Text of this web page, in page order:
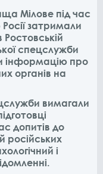
Мілове під час
затримали
спецслужби
інформацію про
органів на
вимагали
допитів до
російських
і